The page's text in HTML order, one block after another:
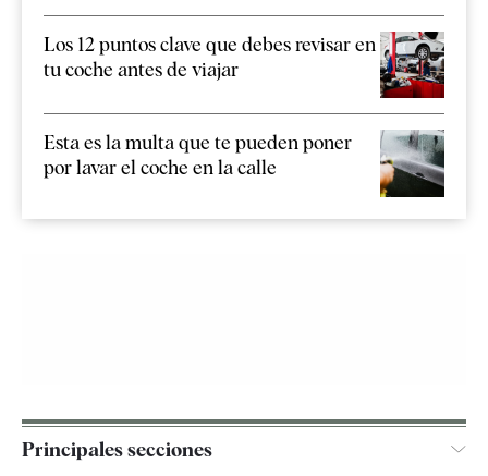
Los 12 puntos clave que debes revisar en
tu coche antes de viajar
Esta es la multa que te pueden poner
por lavar el coche en la calle
Principales secciones